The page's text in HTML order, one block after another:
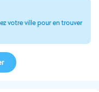
votre ville pour en trouver